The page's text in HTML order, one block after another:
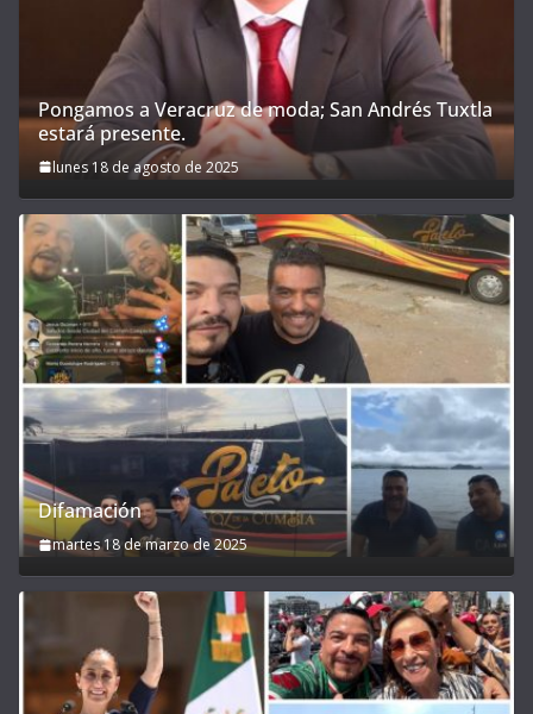
Pongamos a Veracruz de moda; San Andrés Tuxtla
estará presente.
lunes 18 de agosto de 2025
Difamación
martes 18 de marzo de 2025